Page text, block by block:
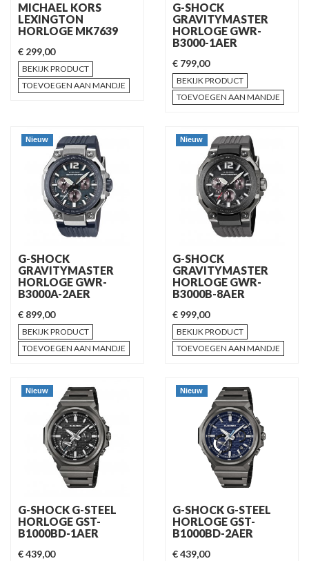
MICHAEL KORS
LEXINGTON
HORLOGE MK7639
€ 299,00
BEKIJK PRODUCT
TOEVOEGEN AAN MANDJE
G-SHOCK
GRAVITYMASTER
HORLOGE GWR-
B3000-1AER
€ 799,00
BEKIJK PRODUCT
TOEVOEGEN AAN MANDJE
Nieuw
G-SHOCK
GRAVITYMASTER
HORLOGE GWR-
B3000A-2AER
€ 899,00
BEKIJK PRODUCT
TOEVOEGEN AAN MANDJE
Nieuw
G-SHOCK
GRAVITYMASTER
HORLOGE GWR-
B3000B-8AER
€ 999,00
BEKIJK PRODUCT
TOEVOEGEN AAN MANDJE
Nieuw
G-SHOCK G-STEEL
HORLOGE GST-
B1000BD-1AER
€ 439,00
Nieuw
G-SHOCK G-STEEL
HORLOGE GST-
B1000BD-2AER
€ 439,00